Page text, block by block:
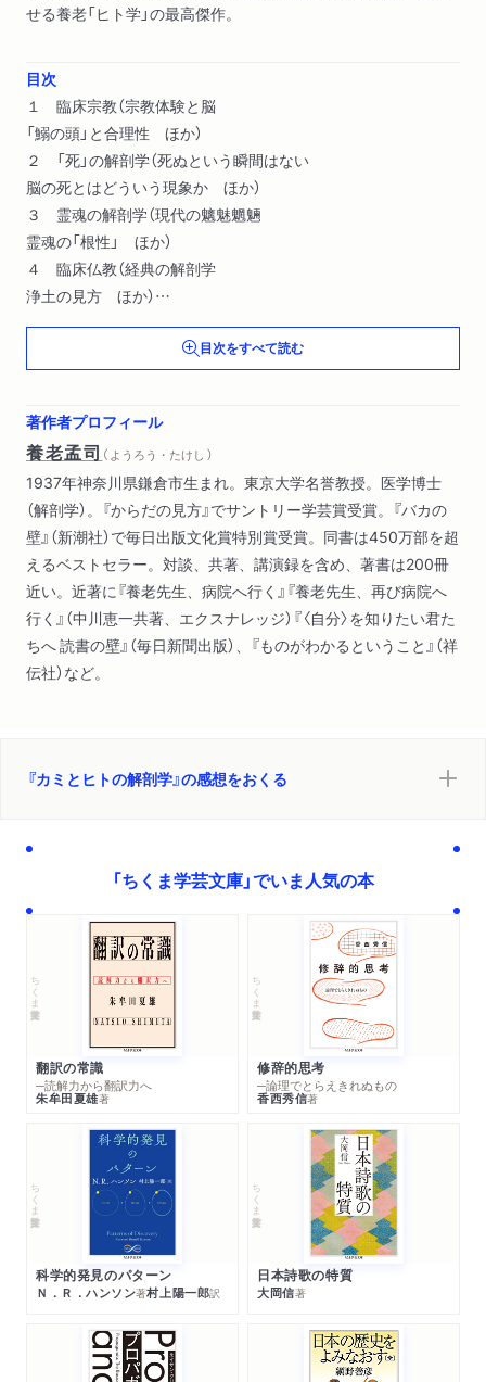
せる養老「ヒト学」の最高傑作。
目次
１ 臨床宗教（宗教体験と脳
「鰯の頭」と合理性 ほか）
２ 「死」の解剖学（死ぬという瞬間はない
脳の死とはどういう現象か ほか）
３ 霊魂の解剖学（現代の魑魅魍魎
霊魂の「根性」 ほか）
４ 臨床仏教（経典の解剖学
浄土の見方 ほか）
５ 隠された身体（禅の身体論
身体という禁忌 ほか）
目次をすべて読む
著作者プロフィール
養老孟司 （ ようろう・たけし ）
1937年神奈川県鎌倉市生まれ。東京大学名誉教授。医学博士
（解剖学）。『からだの見方』でサントリー学芸賞受賞。『バカの
壁』（新潮社）で毎日出版文化賞特別賞受賞。同書は450万部を超
えるベストセラー。対談、共著、講演録を含め、著書は200冊
近い。近著に『養老先生、病院へ行く』『養老先生、再び病院へ
行く』（中川恵一共著、エクスナレッジ）『〈自分〉を知りたい君た
ちへ 読書の壁』（毎日新聞出版）、『ものがわかるということ』（祥
伝社）など。
『カミとヒトの解剖学』の感想をおくる
「ちくま学芸文庫」でいま人気の本
ちくま学芸文庫
翻訳の常識
─読解力から翻訳力へ
朱牟田夏雄著
ちくま学芸文庫
修辞的思考
─論理でとらえきれぬもの
香西秀信著
ちくま学芸文庫
科学的発見のパターン
Ｎ．Ｒ．ハンソン著村上陽一郎訳
ちくま学芸文庫
日本詩歌の特質
大岡信著